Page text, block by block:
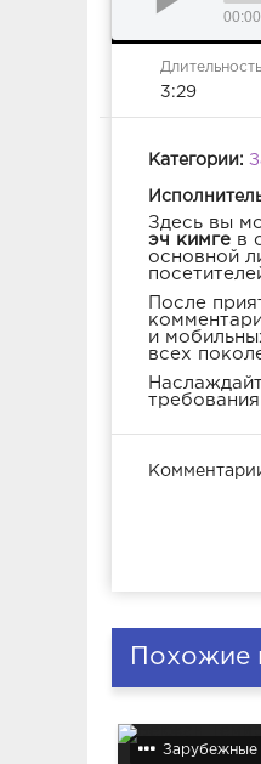
00:00
3:29
Категории:
Здесь вы
эч кимге в
основной
После
и
всех
Похожие
Зарубежные